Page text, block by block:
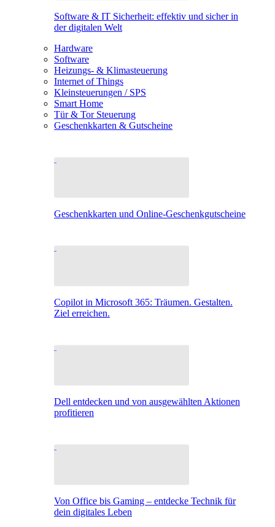
Software & IT Sicherheit: effektiv und sicher in
der digitalen Welt
Hardware
Software
Heizungs- & Klimasteuerung
Internet of Things
Kleinsteuerungen / SPS
Smart Home
Tür & Tor Steuerung
Geschenkkarten & Gutscheine
Geschenkkarten und Online-Geschenkgutscheine
Copilot in Microsoft 365: Träumen. Gestalten.
Ziel erreichen.
Dell entdecken und von ausgewählten Aktionen
profitieren
Von Office bis Gaming – entdecke Technik für
dein digitales Leben